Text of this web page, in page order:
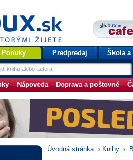
Ponuky Predpredaj Škola a
Nápoveda Doprava a poštovné
Úvodná stránka › Knihy ›